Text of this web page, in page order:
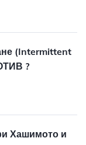
(Intermittent
?
Хашимото и